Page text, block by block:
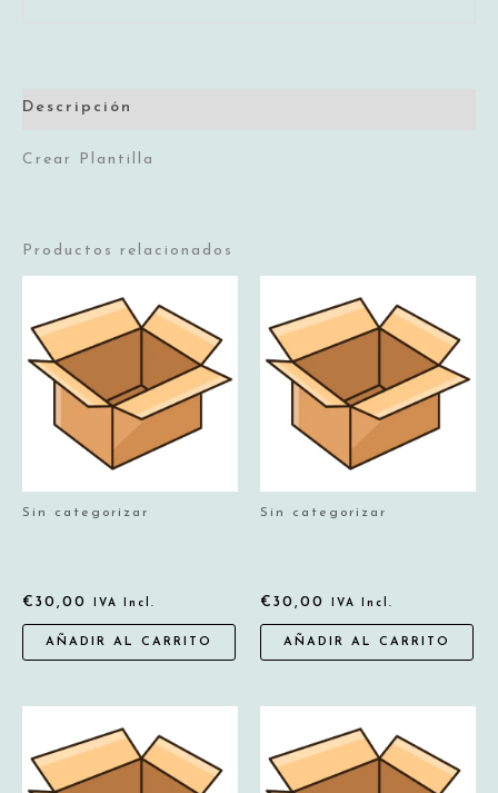
Descripción
Crear Plantilla
Productos relacionados
Sin categorizar
€ 30,00 IVA Incl.
AÑADIR AL CARRITO
Sin categorizar
€ 30,00 IVA Incl.
AÑADIR AL CARRITO